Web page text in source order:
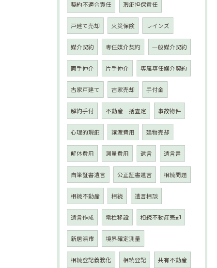
契約不適合責任 瑕疵担保責任
戸建て売却 火災保険 レインズ
媒介契約 専任媒介契約 一般媒介契約
両手仲介 片手仲介 専属専任媒介契約
古家戸建て 古家売却 手付金
解約手付 不動産一括査定 事故物件
心理的瑕疵 譲渡費用 建物売却
解体費用 測量費用 遺言 遺言書
自筆証書遺言 公正証書遺言 相続問題
相続不動産 相続 遺言相談
遺言作成 電柱移設 相続不動産売却
新居浜市 境界確定測量
相続登記義務化 相続登記 共有不動産